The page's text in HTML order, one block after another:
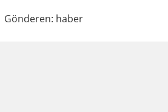
Gönderen: haber